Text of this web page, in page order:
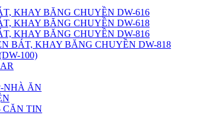
KHAY BĂNG CHUYỀN DW-616
KHAY BĂNG CHUYỀN DW-618
KHAY BĂNG CHUYỀN DW-816
BÁT, KHAY BĂNG CHUYỀN DW-818
100)
NHÀ ĂN
CĂN TIN